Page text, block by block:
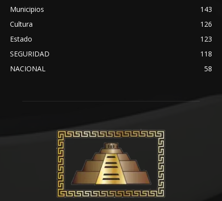
Municipios
143
Cultura
126
Estado
123
SEGURIDAD
118
NACIONAL
58